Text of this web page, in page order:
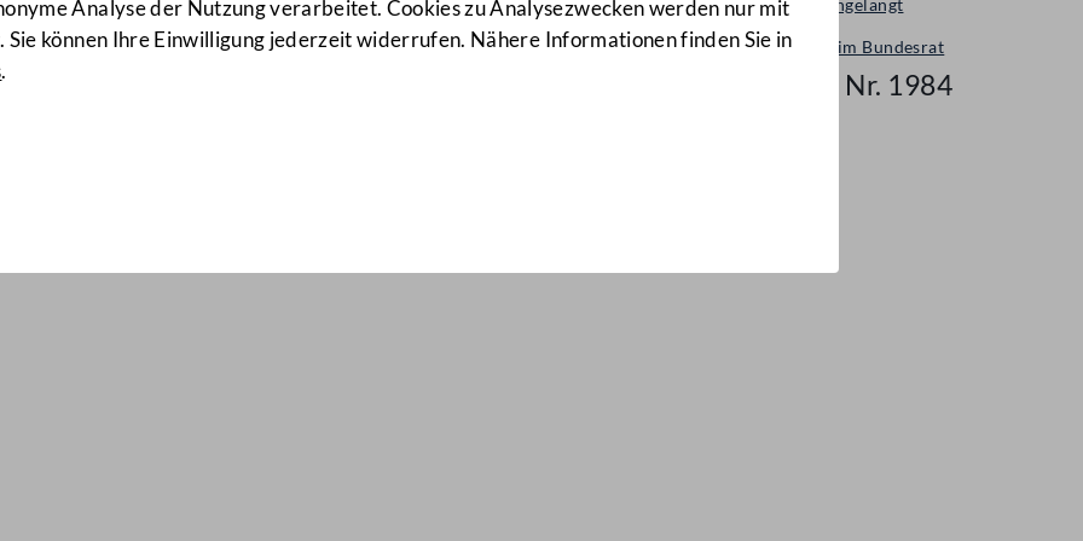
Analyse der Nutzung verarbeitet. Cookies zu Analysezwecken werden nur mit
Sie können Ihre Einwilligung jederzeit widerrufen. Nähere Informationen finden Sie in
.
Neu eingelangt
Neues im Bundesrat
Mail Nr. 1984
Nr: 1984
Verhandlung